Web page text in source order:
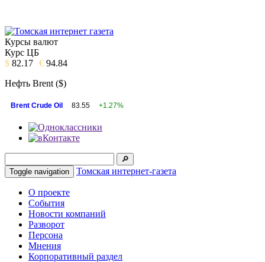
Курсы валют
Курс ЦБ
$ 82.17 € 94.84
Нефть Brent ($)
Brent Crude Oil 83.55 +1.27%
Toggle navigation Томская интернет-газета
О проекте
События
Новости компаний
Разворот
Персона
Мнения
Корпоративный раздел